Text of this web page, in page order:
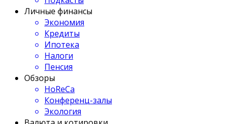
Личные финансы
Экономия
Кредиты
Ипотека
Налоги
Пенсия
Обзоры
HoReCa
Конференц-залы
Экология